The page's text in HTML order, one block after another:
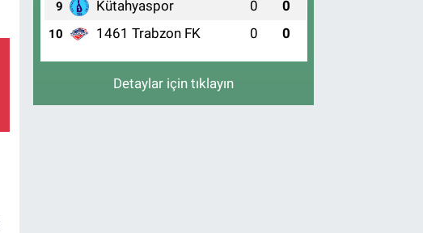
9 Kütahyaspor 0 0
10 1461 Trabzon FK 0 0
Detaylar için tıklayın